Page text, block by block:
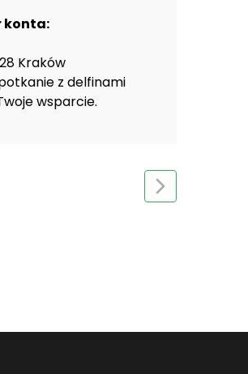
konta:
Kraków
z delfinami
wsparcie.